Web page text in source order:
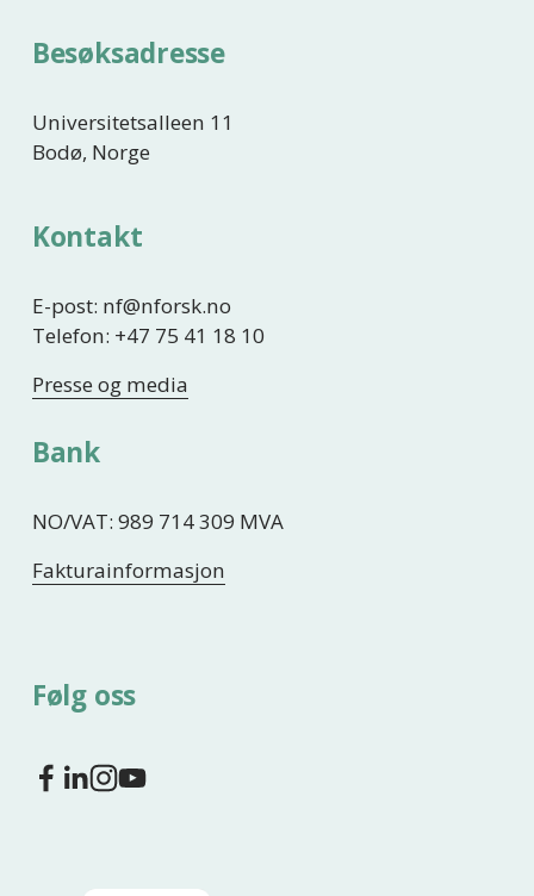
Besøksadresse
Universitetsalleen 11
Bodø, Norge
Kontakt
E-post: nf@nforsk.no
Telefon: +47 75 41 18 10
Presse og media
Bank
NO/VAT: 989 714 309 MVA
Fakturainformasjon
Følg oss